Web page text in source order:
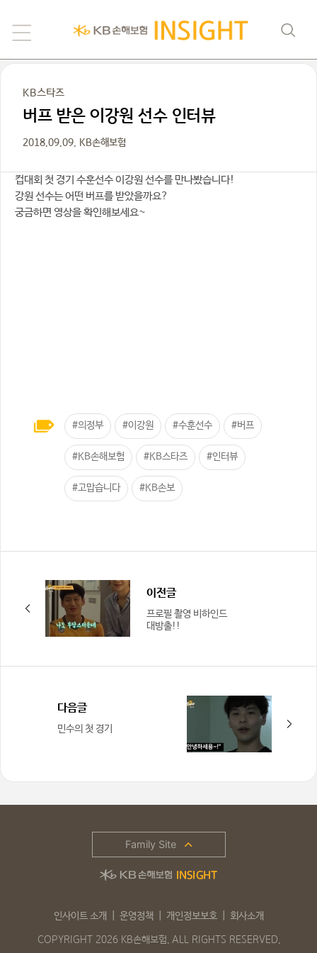
KB스타즈
버프 받은 이강원 선수 인터뷰
2018.09.09. KB손해보험
컵대회 첫 경기 수훈선수 이강원 선수를 만나봤습니다!
강원 선수는 어떤 버프를 받았을까요?
궁금하면 영상을 확인해보세요~
#의정부 #이강원 #수훈선수 #버프
#KB손해보험 #KB스타즈 #인터뷰
#고맙습니다 #KB손보
이전글
프로필 촬영 비하인드
대방출!!
다음글
민수의 첫 경기
인사이트 소개 운영정책 개인정보보호 회사소개
COPYRIGHT 2026 KB손해보험. ALL RIGHTS RESERVED.
Family Site